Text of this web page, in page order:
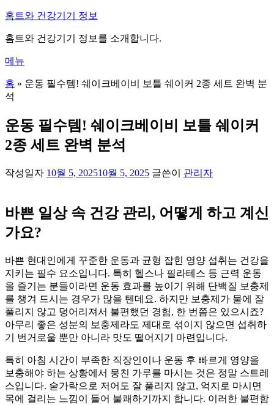
내
으
바
로
가
기
홈트와 건강기기 정보
홈트와 건강기기 정보를 소개합니다.
메뉴
홈 » 운동 필수템! 쉐이크베이비 보틀 쉐이커 2종 세트 완벽 분
석
운동 필수템! 쉐이크베이비 보틀 쉐이커
2종 세트 완벽 분석
작성일자 10월 5, 202510월 5, 2025 글쓴이 관리자
바쁜 일상 속 건강 관리, 어떻게 하고 계신
가요?
바쁜 현대인에게 꾸준한 운동과 균형 잡힌 영양 섭취는 건강을
지키는 필수 요소입니다. 특히 헬스나 필라테스 등 근력 운동
을 즐기는 분들이라면 운동 효과를 높이기 위해 단백질 보충제
를 챙겨 드시는 경우가 많을 텐데요. 하지만 보충제가 물에 잘
풀리지 않고 덩어리져서 불편했던 경험, 한 번쯤은 있으시죠?
아무리 좋은 성분의 보충제라도 제대로 섞이지 않으면 섭취하
기 번거로울 뿐만 아니라 맛도 떨어지기 마련입니다.
특히 아침 시간이 부족한 직장인이나 운동 후 빠르게 영양을
보충해야 하는 상황에서 뭉친 가루를 마시는 것은 정말 스트레
스입니다. 숟가락으로 저어도 잘 풀리지 않고, 억지로 마시면
목에 걸리는 느낌이 들어 불쾌하기까지 합니다. 이러한 불편함